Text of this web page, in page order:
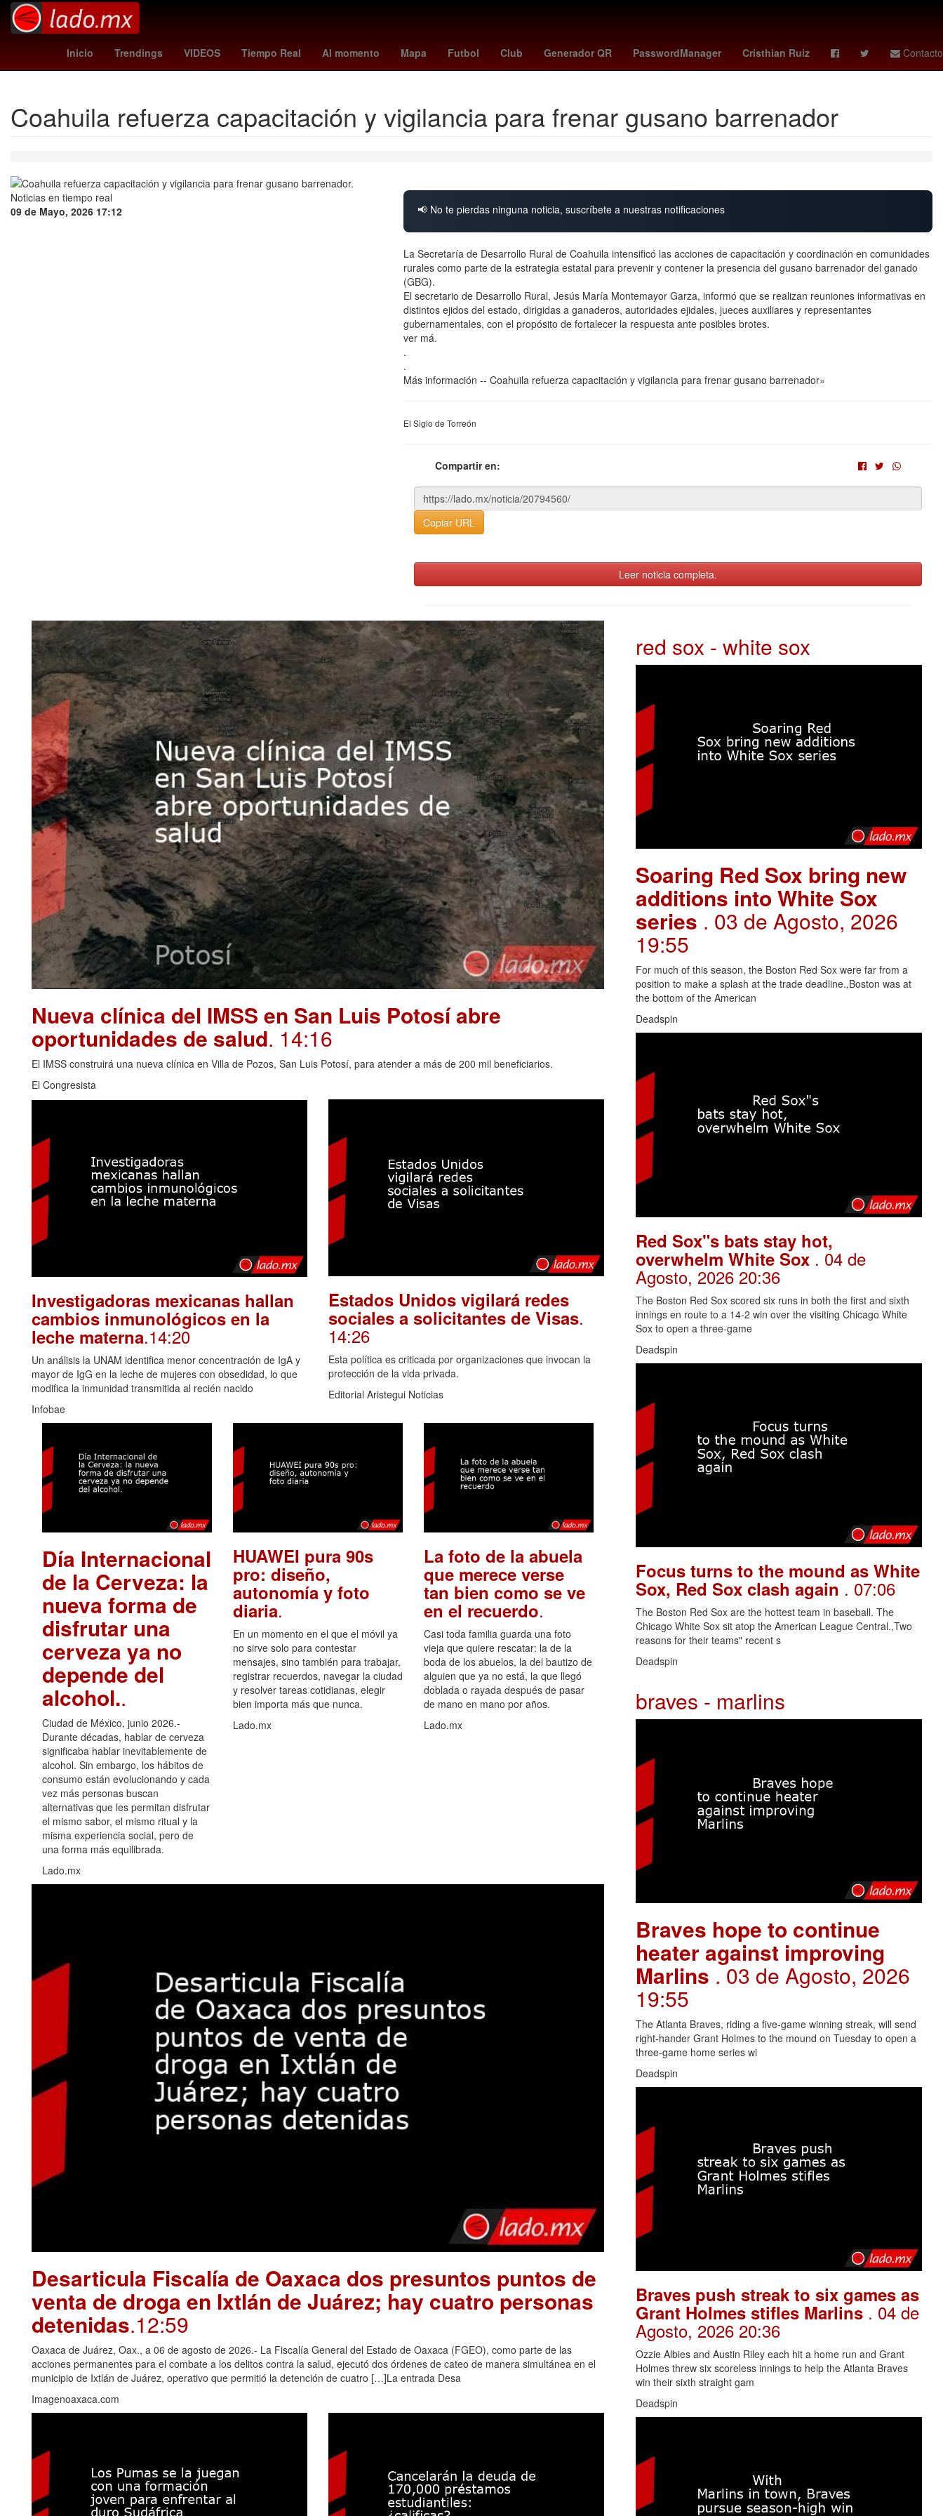
Inicio Trendings VIDEOS Tiempo Real Al momento Mapa Futbol Club Generador QR PasswordManager Cristhian Ruiz Contacto
Feyenoord Rotterdam Selección de fútbol de El Salvador braut haaland Muro fronterizo Estados Unidos-México Semana Santa Senador Frente Frío Erling Haaland 27 de marzo
Coahuila refuerza capacitación y vigilancia para frenar gusano barrenador
09 de Mayo, 2026 17:12 📢 No te pierdas ninguna noticia, suscríbete a nuestras notificaciones
La Secretaría de Desarrollo Rural de Coahuila intensificó las acciones de capacitación y coordinación en comunidades
rurales como parte de la estrategia estatal para prevenir y contener la presencia del gusano barrenador del ganado
(GBG).
El secretario de Desarrollo Rural, Jesús María Montemayor Garza, informó que se realizan reuniones informativas en
distintos ejidos del estado, dirigidas a ganaderos, autoridades ejidales, jueces auxiliares y representantes
gubernamentales, con el propósito de fortalecer la respuesta ante posibles brotes.
ver má.
.
.
Más información -- Coahuila refuerza capacitación y vigilancia para frenar gusano barrenador»
El Siglo de Torreón
Compartir en:
Copiar URL
Leer noticia completa.
Nueva clínica del IMSS en San Luis Potosí abre
oportunidades de salud. 14:16
El IMSS construirá una nueva clínica en Villa de Pozos, San Luis Potosí, para atender a más de 200 mil beneficiarios.
El Congresista
Investigadoras mexicanas hallan
cambios inmunológicos en la
leche materna.14:20
Un análisis la UNAM identifica menor concentración de IgA y
mayor de IgG en la leche de mujeres con obsedidad, lo que
modifica la inmunidad transmitida al recién nacido
Infobae
Estados Unidos vigilará redes
sociales a solicitantes de Visas.
14:26
Esta política es criticada por organizaciones que invocan la
protección de la vida privada.
Editorial Aristegui Noticias
Día Internacional
de la Cerveza: la
nueva forma de
disfrutar una
cerveza ya no
depende del
alcohol..
Ciudad de México, junio 2026.-
Durante décadas, hablar de cerveza
significaba hablar inevitablemente de
alcohol. Sin embargo, los hábitos de
consumo están evolucionando y cada
vez más personas buscan
alternativas que les permitan disfrutar
el mismo sabor, el mismo ritual y la
misma experiencia social, pero de
una forma más equilibrada.
Lado.mx
HUAWEI pura 90s
pro: diseño,
autonomía y foto
diaria.
En un momento en el que el móvil ya
no sirve solo para contestar
mensajes, sino también para trabajar,
registrar recuerdos, navegar la ciudad
y resolver tareas cotidianas, elegir
bien importa más que nunca.
Lado.mx
La foto de la abuela
que merece verse
tan bien como se ve
en el recuerdo.
Casi toda familia guarda una foto
vieja que quiere rescatar: la de la
boda de los abuelos, la del bautizo de
alguien que ya no está, la que llegó
doblada o rayada después de pasar
de mano en mano por años.
Lado.mx
Desarticula Fiscalía de Oaxaca dos presuntos puntos de
venta de droga en Ixtlán de Juárez; hay cuatro personas
detenidas.12:59
Oaxaca de Juárez, Oax., a 06 de agosto de 2026.- La Fiscalía General del Estado de Oaxaca (FGEO), como parte de las
acciones permanentes para el combate a los delitos contra la salud, ejecutó dos órdenes de cateo de manera simultánea en el
municipio de Ixtlán de Juárez, operativo que permitió la detención de cuatro […]La entrada Desa
Imagenoaxaca.com
red sox - white sox
Soaring Red Sox bring new
additions into White Sox
series . 03 de Agosto, 2026
19:55
For much of this season, the Boston Red Sox were far from a
position to make a splash at the trade deadline.,Boston was at
the bottom of the American
Deadspin
Red Sox"s bats stay hot,
overwhelm White Sox . 04 de
Agosto, 2026 20:36
The Boston Red Sox scored six runs in both the first and sixth
innings en route to a 14-2 win over the visiting Chicago White
Sox to open a three-game
Deadspin
Focus turns to the mound as White
Sox, Red Sox clash again . 07:06
The Boston Red Sox are the hottest team in baseball. The
Chicago White Sox sit atop the American League Central.,Two
reasons for their teams" recent s
Deadspin
braves - marlins
Braves hope to continue
heater against improving
Marlins . 03 de Agosto, 2026
19:55
The Atlanta Braves, riding a five-game winning streak, will send
right-hander Grant Holmes to the mound on Tuesday to open a
three-game home series wi
Deadspin
Braves push streak to six games as
Grant Holmes stifles Marlins . 04 de
Agosto, 2026 20:36
Ozzie Albies and Austin Riley each hit a home run and Grant
Holmes threw six scoreless innings to help the Atlanta Braves
win their sixth straight gam
Deadspin